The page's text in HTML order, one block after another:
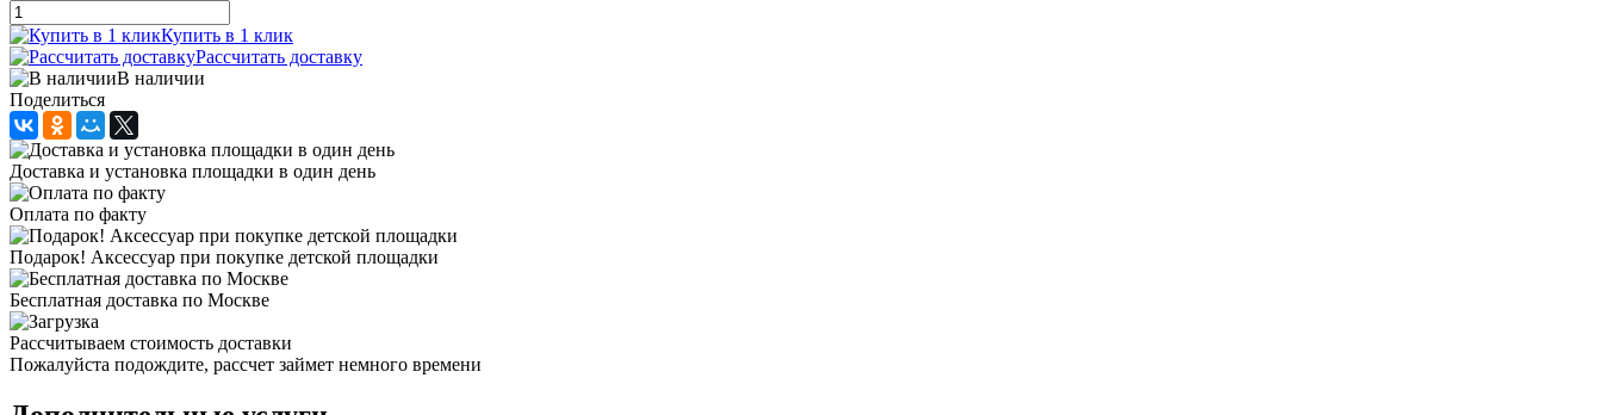
Купить в 1 клик
Рассчитать доставку
В наличии
Поделиться
Доставка и установка площадки в один день
Оплата по факту
Подарок! Аксессуар при покупке детской площадки
Бесплатная доставка по Москве
Рассчитываем стоимость доставки
Пожалуйста подождите, рассчет займет немного времени